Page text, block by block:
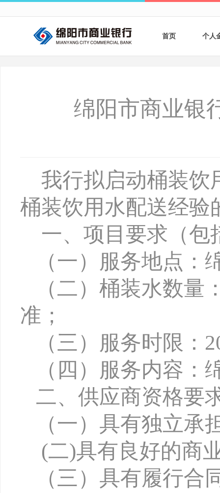
首页 个人
银
绵阳市商业银
我行拟启动桶装饮
桶装饮用水配送经验
一、项目要求（包
（一）服务地点：
（二）桶装水数量
准；
（三）服务时限：
（四）服务内容
二、供应商资格要
（一） 具有独立承
(二)具有良好的商
（三） 具有履行合